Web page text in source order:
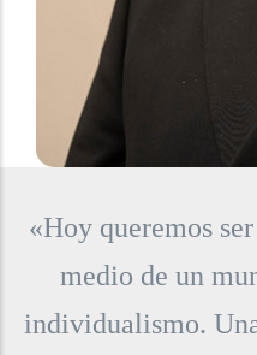
«Hoy queremos
medio de un
individualismo.